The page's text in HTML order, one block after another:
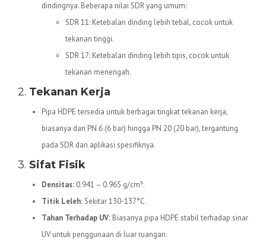
dindingnya. Beberapa nilai SDR yang umum:
SDR 11: Ketebalan dinding lebih tebal, cocok untuk
tekanan tinggi.
SDR 17: Ketebalan dinding lebih tipis, cocok untuk
tekanan menengah.
2. Tekanan Kerja
Pipa HDPE tersedia untuk berbagai tingkat tekanan kerja,
biasanya dari PN 6 (6 bar) hingga PN 20 (20 bar), tergantung
pada SDR dan aplikasi spesifiknya.
3. Sifat Fisik
Densitas: 0.941 – 0.965 g/cm³.
Titik Leleh:Sekitar 130-137°C.
Tahan Terhadap UV: Biasanya pipa HDPE stabil terhadap sinar
UV untuk penggunaan di luar ruangan.